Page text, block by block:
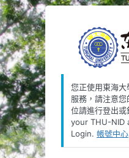
您正使用東海大
服務，請注意
位請進行登出
your THU-NID
Login. 帳號中心